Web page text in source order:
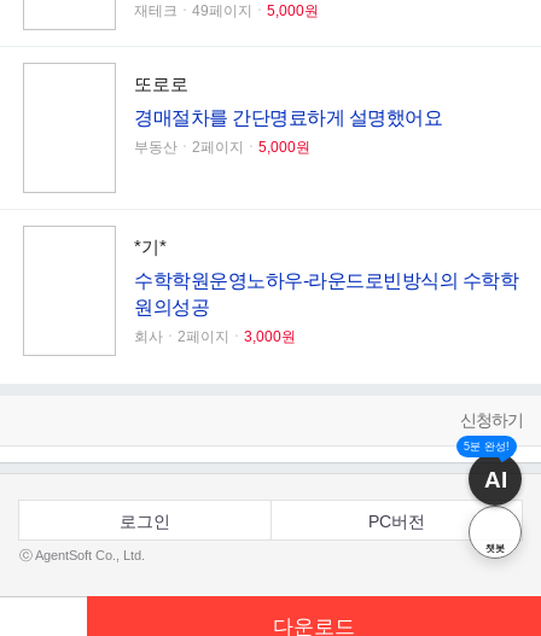
재테크ㆍ49페이지ㆍ 5,000원
또로로
경매절차를 간단명료하게 설명했어요
부동산ㆍ2페이지ㆍ 5,000원
*기*
수학학원운영노하우-라운드로빈방식의 수학학
원의성공
회사ㆍ2페이지ㆍ 3,000원
신청하기
다운로드
로그인 PC버전
ⓒ AgentSoft Co., Ltd.
5분 완성!
AI
챗봇